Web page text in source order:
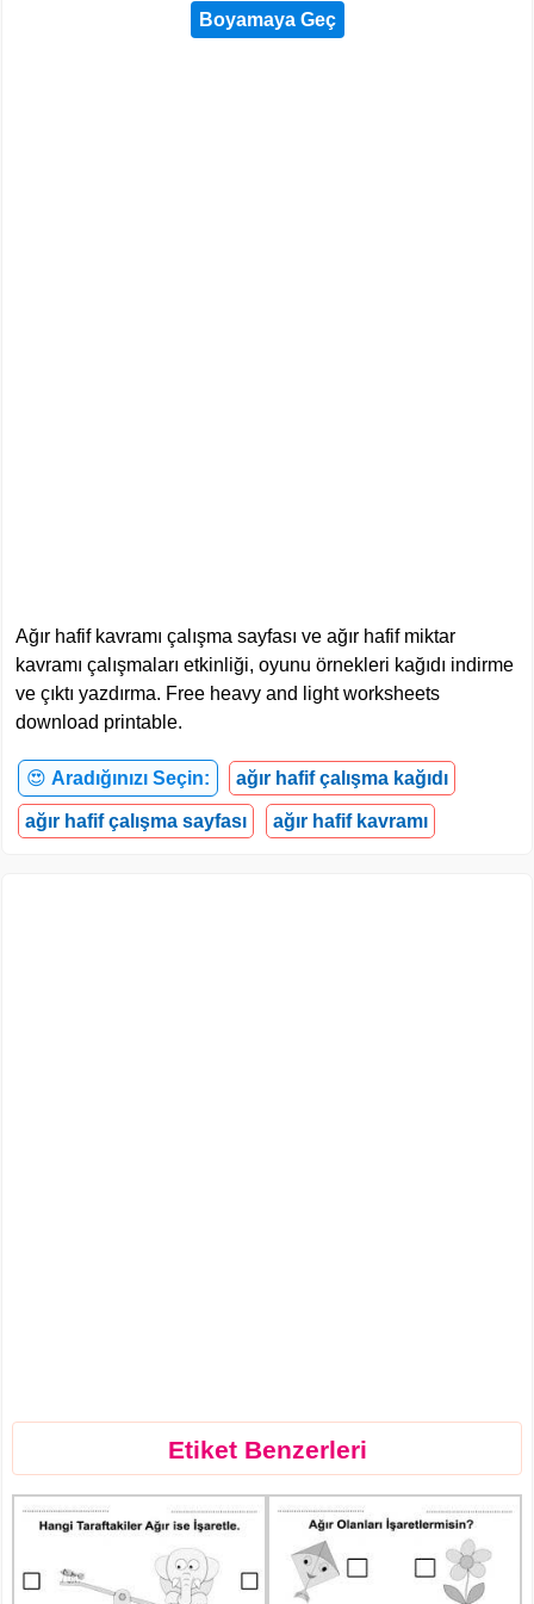
Ağır hafif kavramı çalışma sayfası ve ağır hafif miktar
kavramı çalışmaları etkinliği, oyunu örnekleri kağıdı indirme
ve çıktı yazdırma. Free heavy and light worksheets
download printable.
😍 Aradığınızı Seçin: ağır hafif çalışma kağıdı
ağır hafif çalışma sayfası ağır hafif kavramı
Etiket Benzerleri